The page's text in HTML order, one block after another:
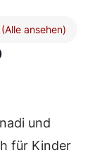
(Alle ansehen)
und
für Kinder